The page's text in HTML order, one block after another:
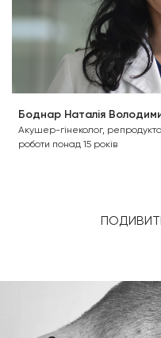
Боднар Наталія
Акушер-гінеколог,
роботи понад 15 років